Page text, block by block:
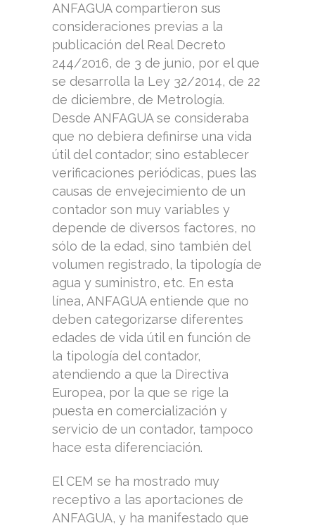
ANFAGUA compartieron sus
consideraciones previas a la
publicación del Real Decreto
244/2016, de 3 de junio, por el que
se desarrolla la Ley 32/2014, de 22
de diciembre, de Metrología.
Desde ANFAGUA se consideraba
que no debiera definirse una vida
útil del contador; sino establecer
verificaciones periódicas, pues las
causas de envejecimiento de un
contador son muy variables y
depende de diversos factores, no
sólo de la edad, sino también del
volumen registrado, la tipología de
agua y suministro, etc. En esta
línea, ANFAGUA entiende que no
deben categorizarse diferentes
edades de vida útil en función de
la tipología del contador,
atendiendo a que la Directiva
Europea, por la que se rige la
puesta en comercialización y
servicio de un contador, tampoco
hace esta diferenciación.
El CEM se ha mostrado muy
receptivo a las aportaciones de
ANFAGUA, y ha manifestado que